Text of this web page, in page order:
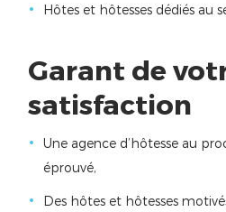
Hôtes et hôtesses dédiés au
Garant de
satisfaction
Une agence d’hôtesse au
éprouvé,
Des hôtes et hôtesses